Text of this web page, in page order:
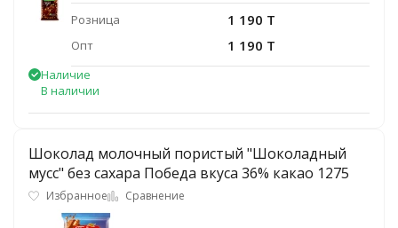
Розница
1 190 T
Опт 1 190 T
Наличие
В наличии
Шоколад молочный пористый "Шоколадный
мусс" без сахара Победа вкуса 36% какао 1275
Избранное Сравнение